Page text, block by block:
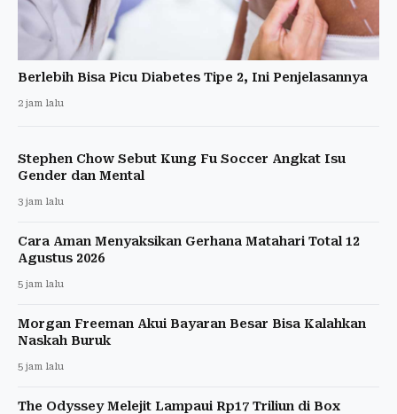
Berlebih Bisa Picu Diabetes Tipe 2, Ini Penjelasannya
2 jam lalu
Stephen Chow Sebut Kung Fu Soccer Angkat Isu
Gender dan Mental
3 jam lalu
Cara Aman Menyaksikan Gerhana Matahari Total 12
Agustus 2026
5 jam lalu
Morgan Freeman Akui Bayaran Besar Bisa Kalahkan
Naskah Buruk
5 jam lalu
The Odyssey Melejit Lampaui Rp17 Triliun di Box